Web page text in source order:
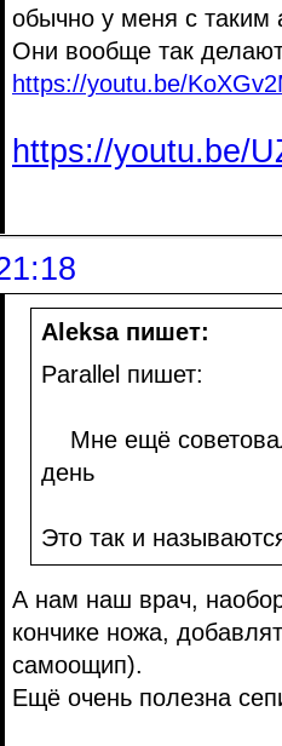
обычно у меня с таким
Они вообще так
https://youtu.be/
https://youtu.be/
Aleksa пишет:
Parallel пишет:
Мне ещё
день
Это так и
А нам наш врач,
кончике ножа,
самоощип).
Ещё очень полезна